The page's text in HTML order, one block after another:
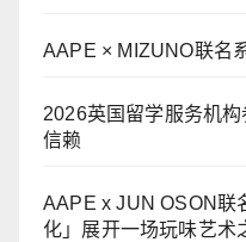
AAPE × MIZUNO联名
2026英国留学服务机
信赖
AAPE x JUN OSON联
化」展开一场玩味艺术